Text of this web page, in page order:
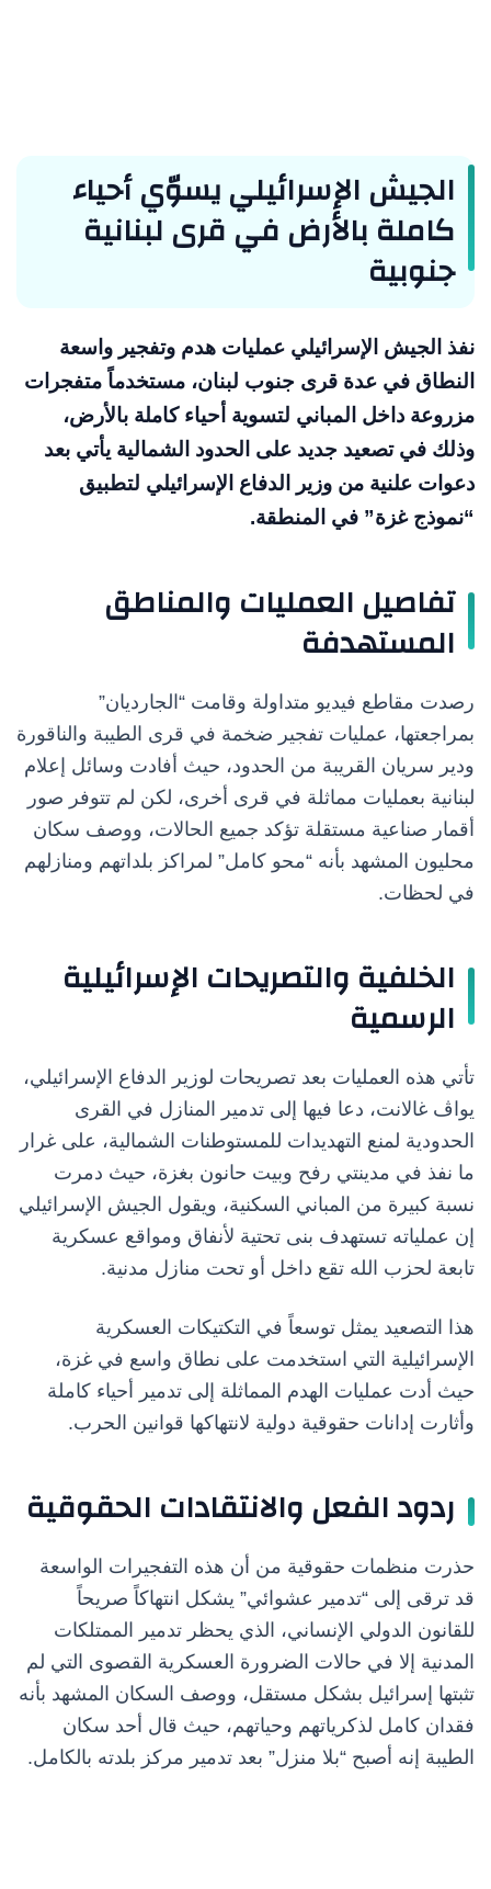
الجيش الإسرائيلي يسوّي أحياء
كاملة بالأرض في قرى لبنانية
جنوبية
نفذ الجيش الإسرائيلي عمليات هدم وتفجير واسعة
النطاق في عدة قرى جنوب لبنان، مستخدماً متفجرات
مزروعة داخل المباني لتسوية أحياء كاملة بالأرض،
وذلك في تصعيد جديد على الحدود الشمالية يأتي بعد
دعوات علنية من وزير الدفاع الإسرائيلي لتطبيق
“نموذج غزة” في المنطقة.
تفاصيل العمليات والمناطق
المستهدفة
رصدت مقاطع فيديو متداولة وقامت “الجارديان”
بمراجعتها، عمليات تفجير ضخمة في قرى الطيبة والناقورة
ودير سريان القريبة من الحدود، حيث أفادت وسائل إعلام
لبنانية بعمليات مماثلة في قرى أخرى، لكن لم تتوفر صور
أقمار صناعية مستقلة تؤكد جميع الحالات، ووصف سكان
محليون المشهد بأنه “محو كامل” لمراكز بلداتهم ومنازلهم
في لحظات.
الخلفية والتصريحات الإسرائيلية
الرسمية
تأتي هذه العمليات بعد تصريحات لوزير الدفاع الإسرائيلي،
يواڤ غالانت، دعا فيها إلى تدمير المنازل في القرى
الحدودية لمنع التهديدات للمستوطنات الشمالية، على غرار
ما نفذ في مدينتي رفح وبيت حانون بغزة، حيث دمرت
نسبة كبيرة من المباني السكنية، ويقول الجيش الإسرائيلي
إن عملياته تستهدف بنى تحتية لأنفاق ومواقع عسكرية
تابعة لحزب الله تقع داخل أو تحت منازل مدنية.
هذا التصعيد يمثل توسعاً في التكتيكات العسكرية
الإسرائيلية التي استخدمت على نطاق واسع في غزة،
حيث أدت عمليات الهدم المماثلة إلى تدمير أحياء كاملة
وأثارت إدانات حقوقية دولية لانتهاكها قوانين الحرب.
ردود الفعل والانتقادات الحقوقية
حذرت منظمات حقوقية من أن هذه التفجيرات الواسعة
قد ترقى إلى “تدمير عشوائي” يشكل انتهاكاً صريحاً
للقانون الدولي الإنساني، الذي يحظر تدمير الممتلكات
المدنية إلا في حالات الضرورة العسكرية القصوى التي لم
تثبتها إسرائيل بشكل مستقل، ووصف السكان المشهد بأنه
فقدان كامل لذكرياتهم وحياتهم، حيث قال أحد سكان
الطيبة إنه أصبح “بلا منزل” بعد تدمير مركز بلدته بالكامل.